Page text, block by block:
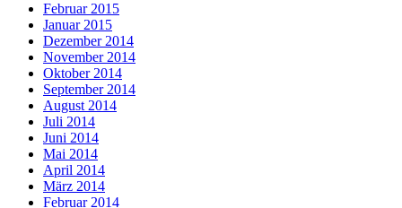
Februar 2015
Januar 2015
Dezember 2014
November 2014
Oktober 2014
September 2014
August 2014
Juli 2014
Juni 2014
Mai 2014
April 2014
März 2014
Februar 2014